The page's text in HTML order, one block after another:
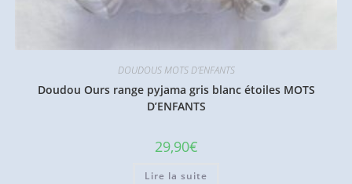
DOUDOUS MOTS D'ENFANTS
Doudou Ours range pyjama gris blanc étoiles MOTS
D’ENFANTS
29,90€
Lire la suite